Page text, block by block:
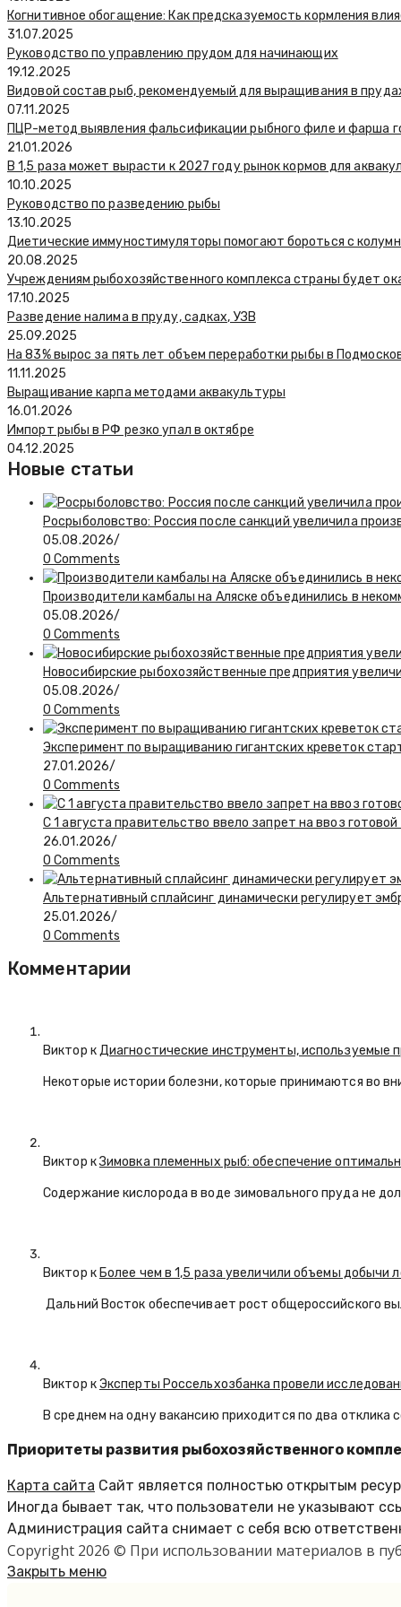
Когнитивное обогащение: Как предсказуемость кормления
31.07.2025
Руководство по управлению прудом для начинающих
19.12.2025
Видовой состав рыб, рекомендуемый для выращивания в
07.11.2025
ПЦР-метод выявления фальсификации рыбного филе и фарша
21.01.2026
В 1,5 раза может вырасти к 2027 году рынок кормов для
10.10.2025
Руководство по разведению рыбы
13.10.2025
Диетические иммуностимуляторы помогают бороться с
20.08.2025
Учреждениям рыбохозяйственного комплекса страны будет
17.10.2025
Разведение налима в пруду, садках, УЗВ
25.09.2025
На 83% вырос за пять лет объем переработки рыбы в
11.11.2025
Выращивание карпа методами аквакультуры
16.01.2026
Импорт рыбы в РФ резко упал в октябре
04.12.2025
Новые статьи
Росрыболовство: Россия после санкций увеличила
05.08.2026/
0 Comments
Производители камбалы на Аляске объединились в
05.08.2026/
0 Comments
Новосибирские рыбохозяйственные предприятия
05.08.2026/
0 Comments
Эксперимент по выращиванию гигантских креветок
27.01.2026/
0 Comments
С 1 августа правительство ввело запрет на ввоз
26.01.2026/
0 Comments
Альтернативный сплайсинг динамически регулирует
25.01.2026/
0 Comments
Комментарии
Виктор кДиагностические инструменты, используемые
Некоторые истории болезни, которые принимаются во
Виктор кЗимовка племенных рыб: обеспечение
Содержание кислорода в воде зимовального пруда не
Виктор к Более чем в 1,5 раза увеличили объемы добычи
Дальний Восток обеспечивает рост общероссийского
Виктор кЭксперты Россельхозбанка провели
В среднем на одну вакансию приходится по два отклика
Приоритеты развития рыбохозяйственного
Карта сайта Сайт является полностью открытым
Иногда бывает так, что пользователи не указывают
Администрация сайта снимает с себя всю
Copyright 2026 © При использовании материалов в
Закрыть меню